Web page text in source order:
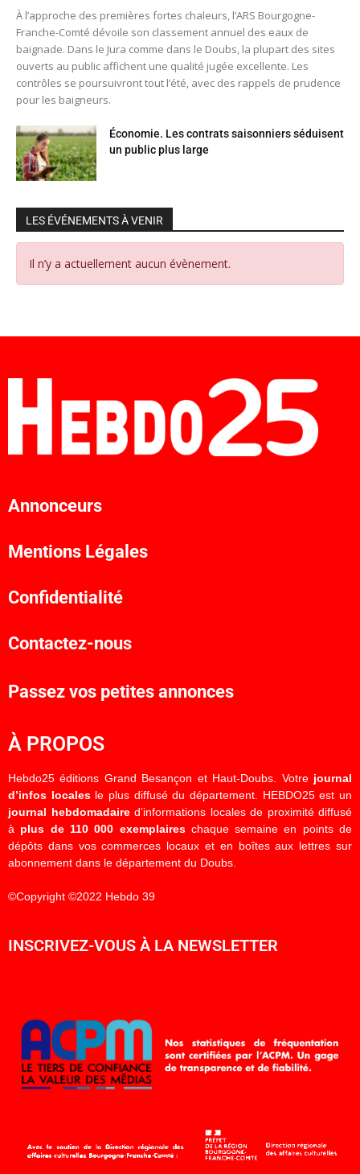
À l’approche des premières fortes chaleurs, l’ARS Bourgogne-
Franche-Comté dévoile son classement annuel des eaux de
baignade. Dans le Jura comme dans le Doubs, la plupart des sites
ouverts au public affichent une qualité jugée excellente. Les
contrôles se poursuivront tout l’été, avec des rappels de prudence
pour les baigneurs.
Économie. Les contrats saisonniers séduisent
un public plus large
LES ÉVÉNEMENTS À VENIR
Il n’y a actuellement aucun évènement.
Annonceurs
Mentions Légales
Confidentialité
Contactez-nous
Passez vos petites annonces
À PROPOS
Hebdo25 éditions Grand Besançon et Haut-Doubs. Votre journal
d’infos localesle plus diffusé du département. HEBDO25 est un
journal hebdomadaired’informations locales de proximité diffusé
à plus de 110 000 exemplaireschaque semaine en points de
dépôts dans vos commerces locaux et en boîtes aux lettres sur
abonnement dans le département du Doubs.
©Copyright ©2022 Hebdo 39
INSCRIVEZ-VOUS À LA NEWSLETTER